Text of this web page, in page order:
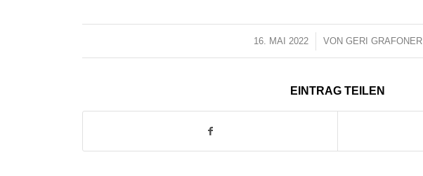
16. MAI 2022
/ VON GERI GRAFONER
EINTRAG TEILEN